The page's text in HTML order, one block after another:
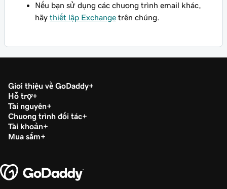
Nếu bạn sử dụng các chương trình email khác,
hãy thiết lập Exchange trên chúng.
Giới thiệu về GoDaddy
Hỗ trợ
Tài nguyên
Chương trình đối tác
Tài khoản
Mua sắm